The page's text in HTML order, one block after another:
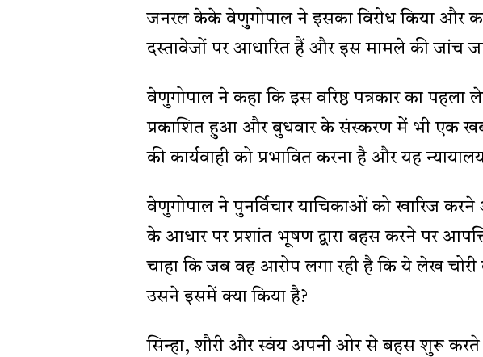
जनरल केके वेणुगोपाल ने इसका विरोध किया और
दस्तावेजों पर आधारित हैं और इस मामले की जांच
वेणुगोपाल ने कहा कि इस वरिष्ठ पत्रकार का पहला
प्रकाशित हुआ और बुधवार के संस्करण में भी एक
की कार्यवाही को प्रभावित करना है और यह
वेणुगोपाल ने पुनर्विचार याचिकाओं को खारिज करने
के आधार पर प्रशांत भूषण द्वारा बहस करने पर
चाहा कि जब वह आरोप लगा रही है कि ये लेख चोरी
उसने इसमें क्या किया है?
सिन्हा, शौरी और स्वंय अपनी ओर से बहस शुरू